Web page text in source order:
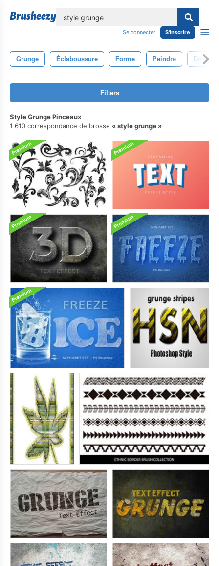
Se connecter S'inscrire
Grunge Éclaboussure Forme Peindre
Filters
Style Grunge Pinceaux
1 610 correspondance de brosse
style grunge